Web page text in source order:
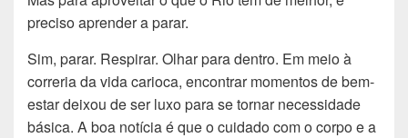
preciso aprender a parar.
Sim, parar. Respirar. Olhar para dentro. Em meio à
correria da vida carioca, encontrar momentos de bem-
estar deixou de ser luxo para se tornar necessidade
básica. A boa notícia é que o cuidado com o corpo e a